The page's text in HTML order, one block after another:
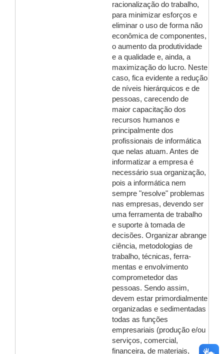
racionalização do trabalho,
para minimizar esforços e
eliminar o uso de forma não
econômica de componentes,
o aumento da produtividade
e a qualidade e, ainda, a
maximização do lucro. Neste
caso, fica evidente a redução
de níveis hierárquicos e de
pessoas, carecendo de
maior capacitação dos
recursos humanos e
principalmente dos
profissionais de informática
que nelas atuam. Antes de
informatizar a empresa é
necessário sua organização,
pois a informática nem
sempre "resolve" problemas
nas empresas, devendo ser
uma ferramenta de trabalho
e suporte à tomada de
decisões. Organizar abrange
ciência, metodologias de
trabalho, técnicas, ferra-
mentas e envolvimento
comprometedor das
pessoas. Sendo assim,
devem estar primordialmente
organizadas e sedimentadas
todas as funções
empresariais (produção e/ou
serviços, comercial,
financeira, de materiais,